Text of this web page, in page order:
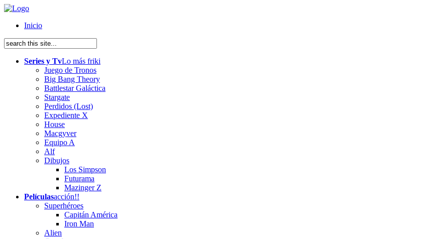
Inicio
Series y TvLo más friki
Juego de Tronos
Big Bang Theory
Battlestar Galáctica
Stargate
Perdidos (Lost)
Expediente X
House
Macgyver
Equipo A
Alf
Dibujos
Los Simpson
Futurama
Mazinger Z
Películasacción!!
Superhéroes
Capitán América
Iron Man
Alien